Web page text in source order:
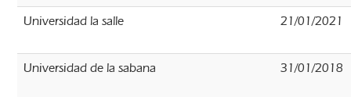
Universidad la salle 21/01/2021
Universidad de la sabana 31/01/2018